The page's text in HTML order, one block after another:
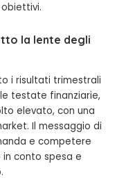
la lente degli
i risultati trimestrali
testate finanziarie,
elevato, con una
Il messaggio di
e competere
conto spesa e